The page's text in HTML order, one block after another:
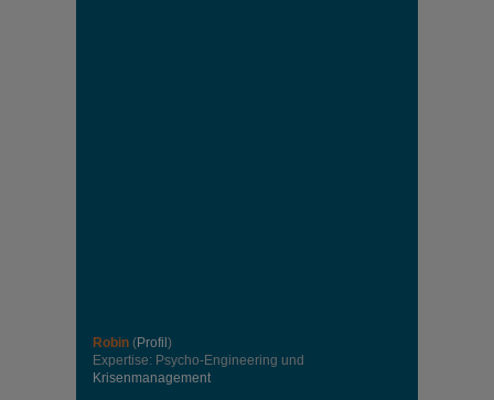
Robin (Profil )
Expertise: Psycho-Engineering und
Krisenmanagement